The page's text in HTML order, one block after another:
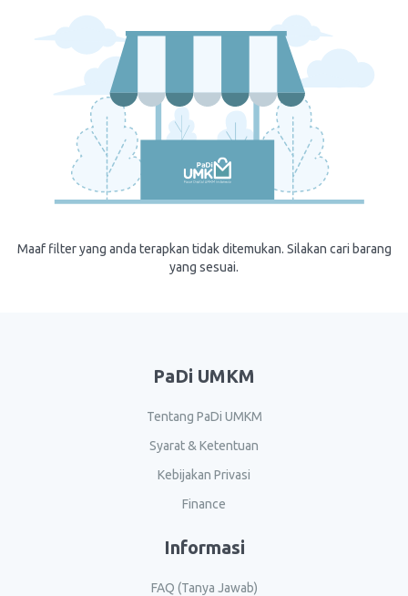
Maaf filter yang anda terapkan tidak ditemukan. Silakan cari barang
yang sesuai.
PaDi UMKM
Tentang PaDi UMKM
Syarat & Ketentuan
Kebijakan Privasi
Finance
Informasi
FAQ (Tanya Jawab)